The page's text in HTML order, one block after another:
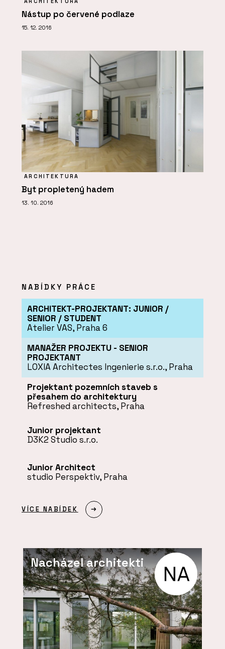
Nástup po červené podlaze
15. 12. 2016
ARCHITEKTURA
Byt propletený hadem
13. 10. 2016
NABÍDKY PRÁCE
ARCHITEKT-PROJEKTANT: JUNIOR /
SENIOR / STUDENT
Atelier VAS, Praha 6
MANAŽER PROJEKTU - SENIOR
PROJEKTANT
LOXIA Architectes Ingenierie s.r.o., Praha
Projektant pozemních staveb s
přesahem do architektury
Refreshed architects, Praha
Junior projektant
D3K2 Studio s.r.o.
Junior Architect
studio Perspektiv, Praha
VÍCE NABÍDEK
Nacházel architekti